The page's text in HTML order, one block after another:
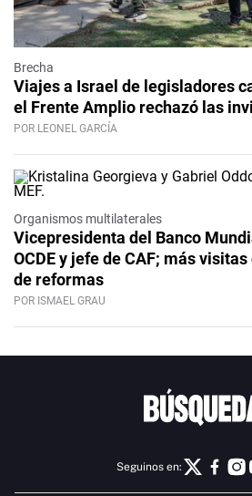
Brecha
Viajes a Israel de legisladores
el Frente Amplio rechazó las
POR LEONEL GARCÍA
Organismos multilaterales
Vicepresidenta del Banco
OCDE y jefe de CAF; más
de reformas
POR ISMAEL GRAU
Seguinos en: